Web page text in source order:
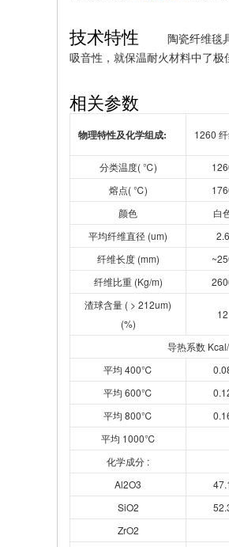
技术特性
陶瓷纤维毯
吸音性，就保温耐火材料中了极
相关参数
物理特性及化学组成: 1260
分类温度( ℃)
熔点( ℃)
颜色
白
平均纤维直径 (um)
2.6
纤维长度 (mm)
纤维比重 (Kg/m)
渣球含量 ( > 212um)
(%)
12
导热系数
平均 400℃
平均 600℃
平均 800℃
平均 1000℃
化学成分 :
Al2O3
SiO2
ZrO2